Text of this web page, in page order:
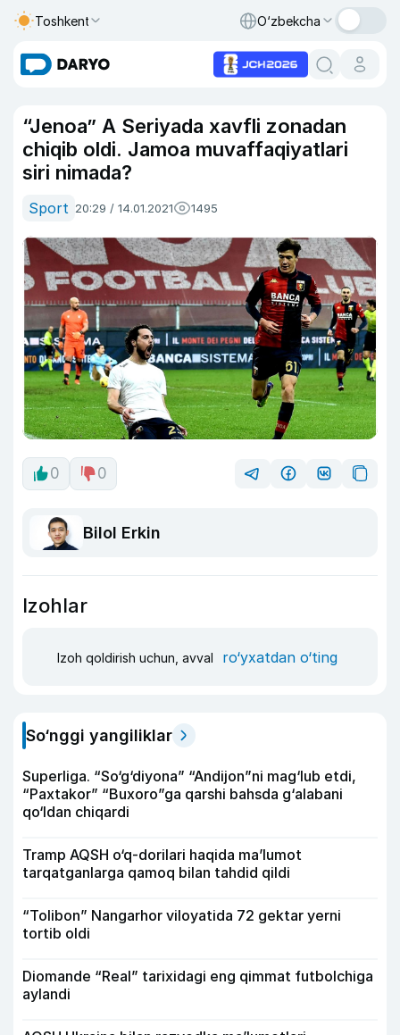
Toshkent O‘zbekcha
“Jenoa” A Seriyada xavfli zonadan
chiqib oldi. Jamoa muvaffaqiyatlari
siri nimada?
Sport 20:29 / 14.01.2021 1495
0 0
Bilol Erkin
Izohlar
Izoh qoldirish uchun, avval ro‘yxatdan o‘ting
So‘nggi yangiliklar
Superliga. “So‘g‘diyona” “Andijon”ni mag‘lub etdi,
“Paxtakor” “Buxoro”ga qarshi bahsda g‘alabani
qo‘ldan chiqardi
Tramp AQSH o‘q-dorilari haqida ma’lumot
tarqatganlarga qamoq bilan tahdid qildi
“Tolibon” Nangarhor viloyatida 72 gektar yerni
tortib oldi
Diomande “Real” tarixidagi eng qimmat futbolchiga
aylandi